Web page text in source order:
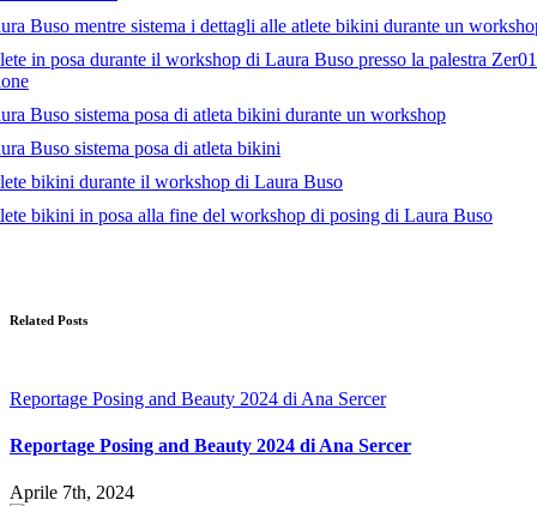
Related Posts
Reportage Posing and Beauty 2024 di Ana Sercer
Reportage Posing and Beauty 2024 di Ana Sercer
Aprile 7th, 2024